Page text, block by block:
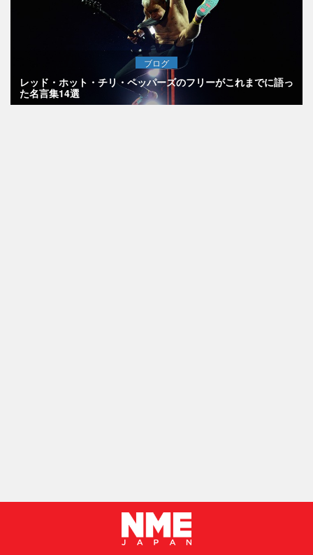
ブログ
レッド・ホット・チリ・ペッパーズのフリーがこれまでに語っ
た名言集14選